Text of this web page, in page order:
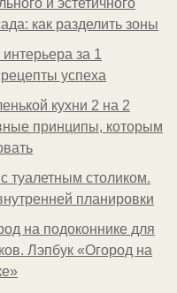
и эстетичного
как разделить зоны
за 1
успеха
кухни 2 на 2
принципы, которым
туалетным столиком.
планировки
на подоконнике для
Лэпбук «Огород на